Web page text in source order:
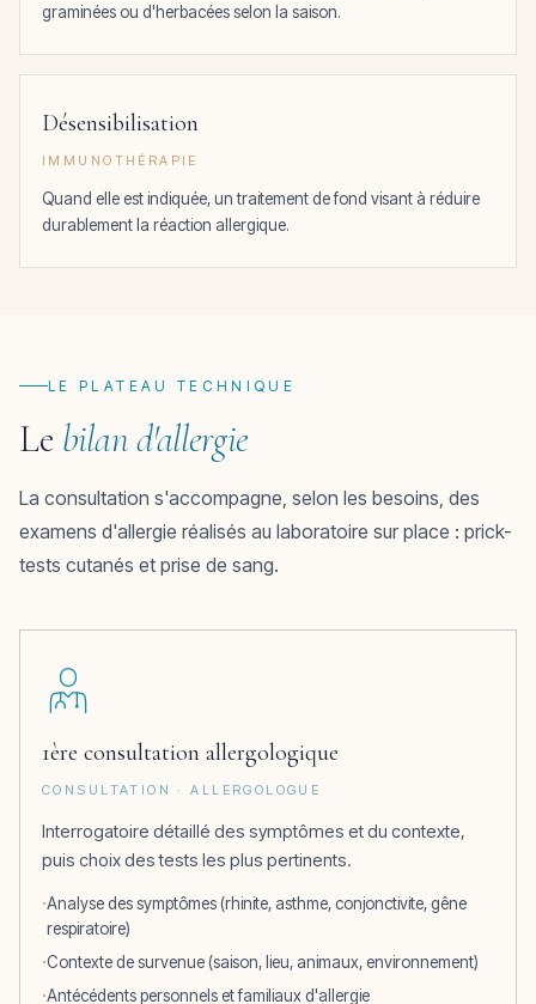
graminées ou d'herbacées selon la saison.
Désensibilisation
IMMUNOTHÉRAPIE
Quand elle est indiquée, un traitement de fond visant à réduire
durablement la réaction allergique.
LE PLATEAU TECHNIQUE
Le bilan d'allergie
La consultation s'accompagne, selon les besoins, des
examens d'allergie réalisés au laboratoire sur place : prick-
tests cutanés et prise de sang.
1ère consultation allergologique
CONSULTATION · ALLERGOLOGUE
Interrogatoire détaillé des symptômes et du contexte,
puis choix des tests les plus pertinents.
Analyse des symptômes (rhinite, asthme, conjonctivite, gêne
respiratoire)
Contexte de survenue (saison, lieu, animaux, environnement)
Antécédents personnels et familiaux d'allergie